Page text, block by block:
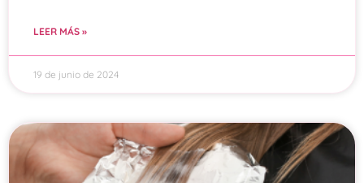
LEER MÁS »
19 de junio de 2024